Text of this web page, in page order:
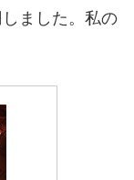
ました。私の